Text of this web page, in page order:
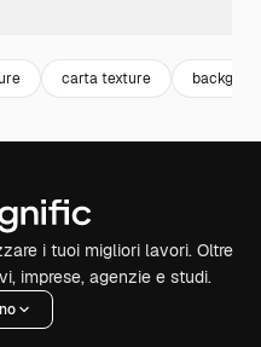
carta texture
i tuoi migliori lavori. Oltre
imprese, agenzie e studi.